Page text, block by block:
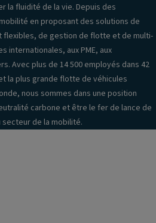
la fluidité de la vie. Depuis des
en proposant des solutions de
flexibles, de gestion de flotte et de multi-
internationales, aux PME, aux
Avec plus de 14 500 employés dans 42
la plus grande flotte de véhicules
nous sommes dans une position
carbone et être le fer de lance de
de la mobilité.